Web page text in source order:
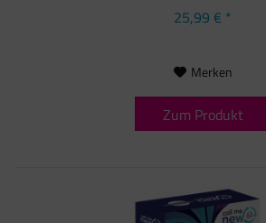
25,99 € *
Merken
Zum Produkt